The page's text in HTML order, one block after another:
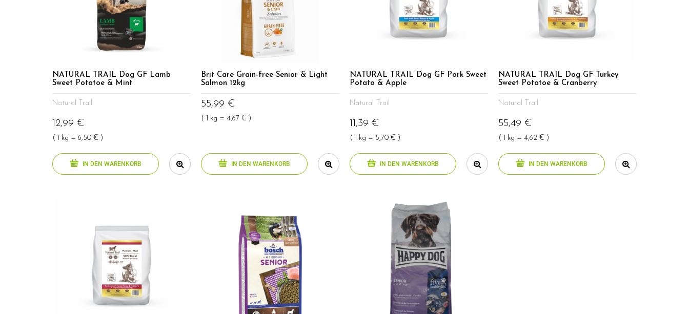
NATURAL TRAIL Dog GF Lamb
Sweet Potatoe & Mint
Natural Trail
12,99 €
( 1 kg = 6,50 € )
IN DEN WARENKORB
Brit Care Grain-free Senior & Light
Salmon 12kg
55,99 €
( 1 kg = 4,67 € )
IN DEN WARENKORB
NATURAL TRAIL Dog GF Pork Sweet
Potato & Apple
Natural Trail
11,39 €
( 1 kg = 5,70 € )
IN DEN WARENKORB
NATURAL TRAIL Dog GF Turkey
Sweet Potatoe & Cranberry
Natural Trail
55,49 €
( 1 kg = 4,62 € )
IN DEN WARENKORB